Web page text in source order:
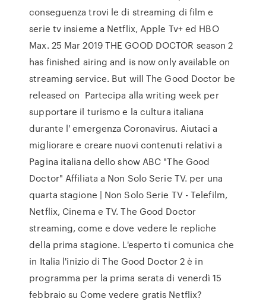
conseguenza trovi le di streaming di film e
serie tv insieme a Netflix, Apple Tv+ ed HBO
Max. 25 Mar 2019 THE GOOD DOCTOR season 2
has finished airing and is now only available on
streaming service. But will The Good Doctor be
released on Partecipa alla writing week per
supportare il turismo e la cultura italiana
durante l' emergenza Coronavirus. Aiutaci a
migliorare e creare nuovi contenuti relativi a
Pagina italiana dello show ABC "The Good
Doctor" Affiliata a Non Solo Serie TV. per una
quarta stagione | Non Solo Serie TV - Telefilm,
Netflix, Cinema e TV. The Good Doctor
streaming, come e dove vedere le repliche
della prima stagione. L'esperto ti comunica che
in Italia l'inizio di The Good Doctor 2 è in
programma per la prima serata di venerdì 15
febbraio su Come vedere gratis Netflix?